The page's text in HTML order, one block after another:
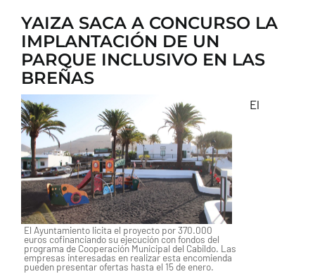
YAIZA SACA A CONCURSO LA
IMPLANTACIÓN DE UN
PARQUE INCLUSIVO EN LAS
BREÑAS
El Ayuntamiento licita el proyecto por 370.000
euros cofinanciando su ejecución con fondos del
programa de Cooperación Municipal del Cabildo. Las
empresas interesadas en realizar esta encomienda
pueden presentar ofertas hasta el 15 de enero.
El